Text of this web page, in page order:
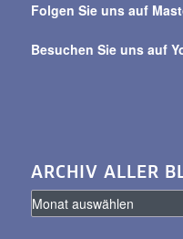
Folgen Sie uns auf
Besuchen Sie uns auf
ARCHIV ALLER